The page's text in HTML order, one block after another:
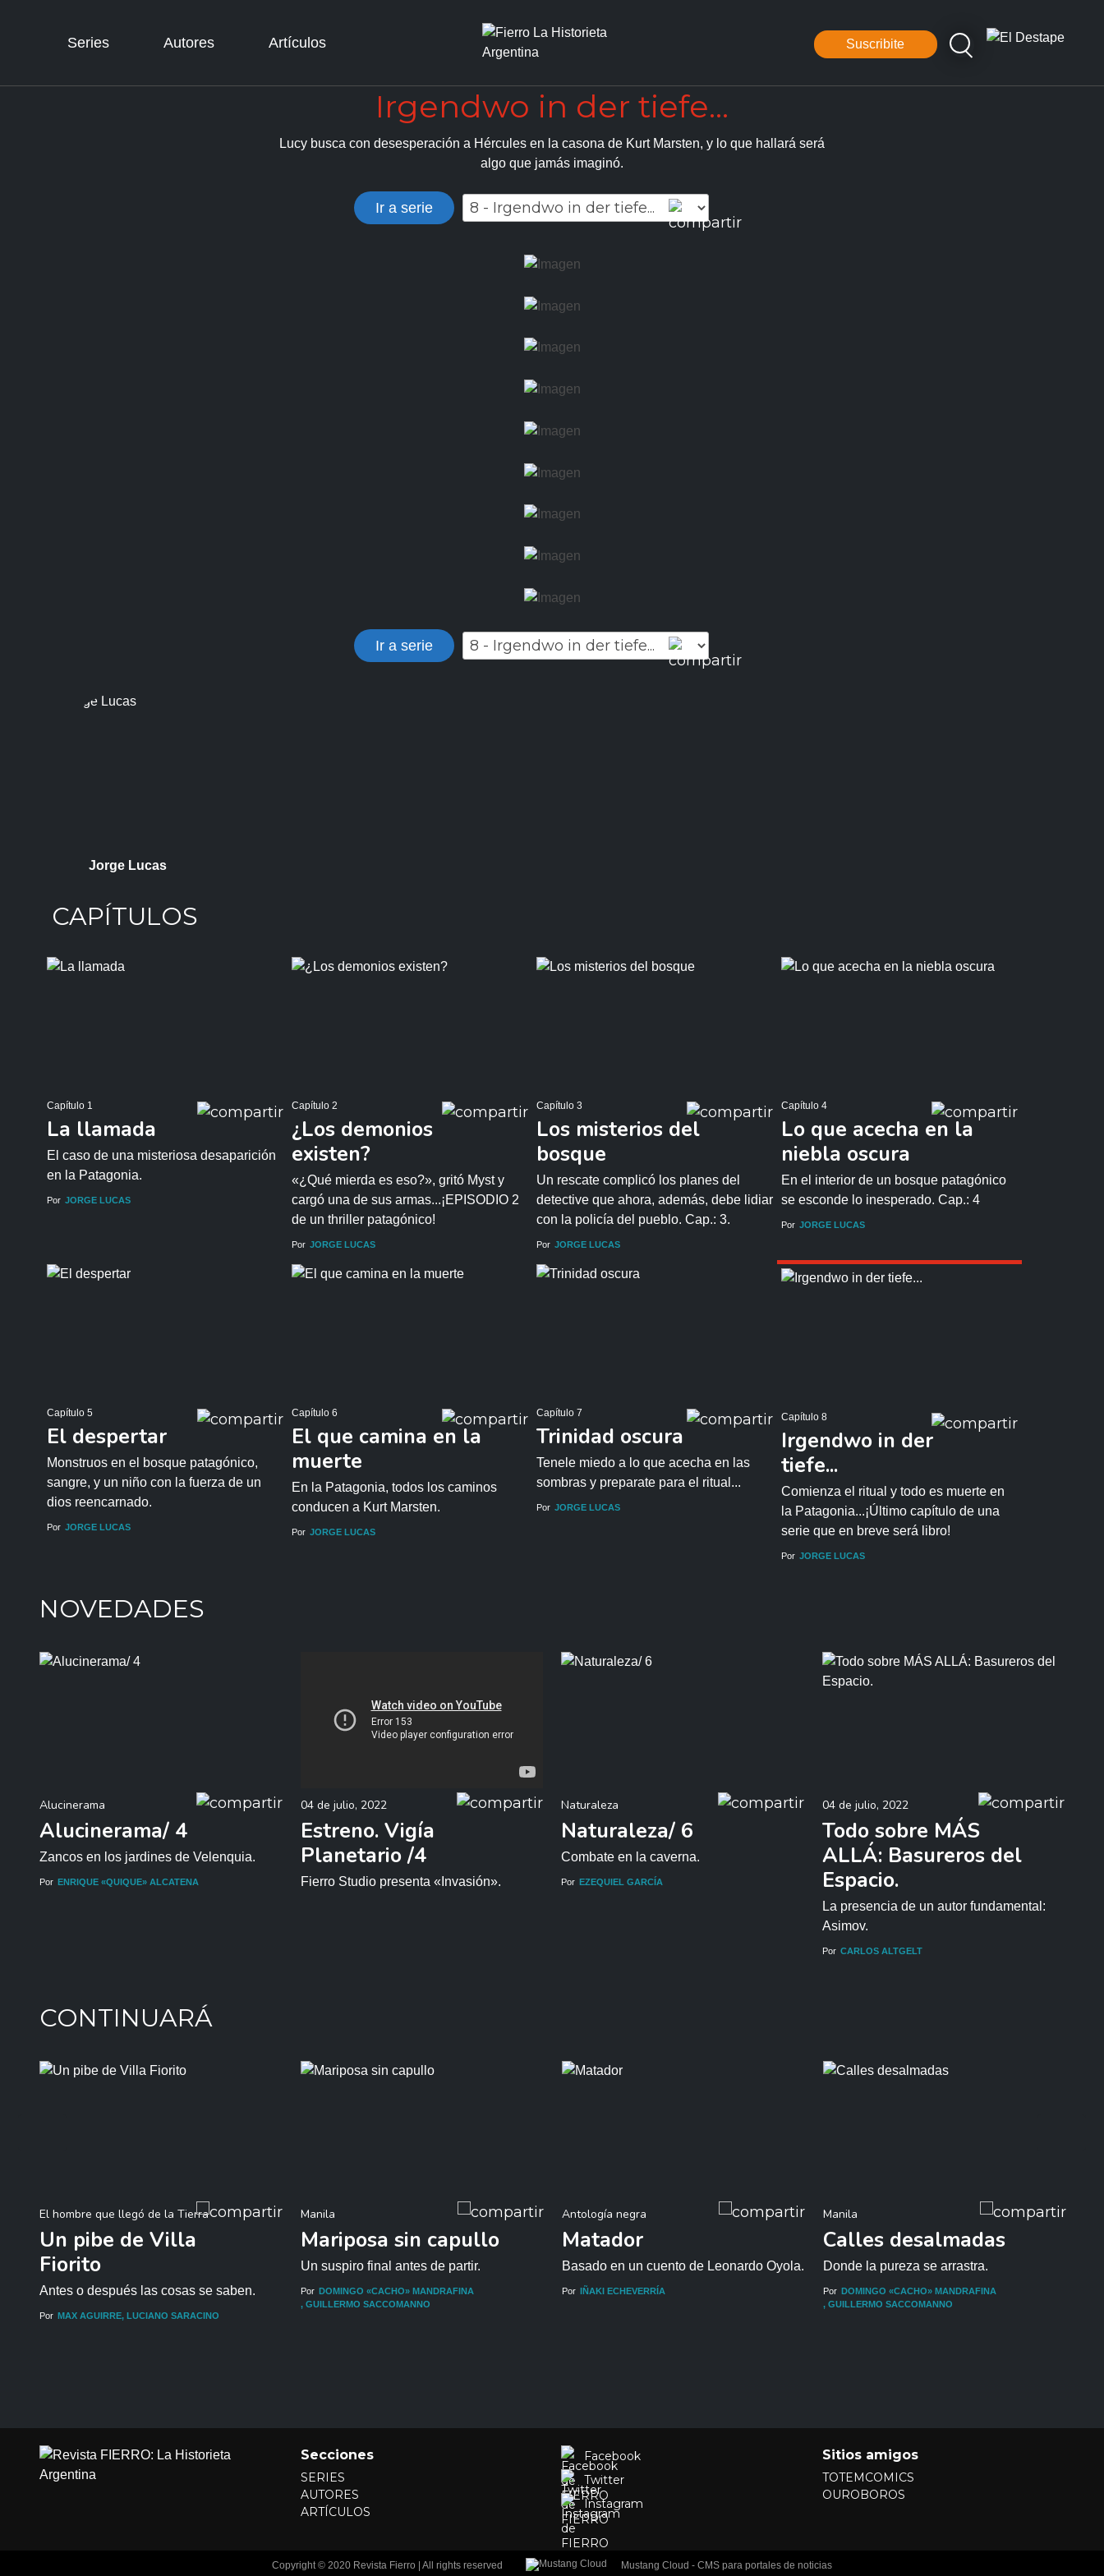
Series Autores Artículos Suscribite
Irgendwo in der tiefe...
Lucy busca con desesperación a Hércules en la casona de Kurt Marsten, y lo que hallará será
algo que jamás imaginó.
Ir a serie
Ir a serie
Jorge Lucas
CAPÍTULOS
Capítulo 1
La llamada
El caso de una misteriosa desaparición
en la Patagonia.
Por JORGE LUCAS
Capítulo 2
¿Los demonios
existen?
«¿Qué mierda es eso?», gritó Myst y
cargó una de sus armas...¡EPISODIO 2
de un thriller patagónico!
Por JORGE LUCAS
Capítulo 3
Los misterios del
bosque
Un rescate complicó los planes del
detective que ahora, además, debe lidiar
con la policía del pueblo. Cap.: 3.
Por JORGE LUCAS
Capítulo 4
Lo que acecha en la
niebla oscura
En el interior de un bosque patagónico
se esconde lo inesperado. Cap.: 4
Por JORGE LUCAS
Capítulo 5
El despertar
Monstruos en el bosque patagónico,
sangre, y un niño con la fuerza de un
dios reencarnado.
Por JORGE LUCAS
Capítulo 6
El que camina en la
muerte
En la Patagonia, todos los caminos
conducen a Kurt Marsten.
Por JORGE LUCAS
Capítulo 7
Trinidad oscura
Tenele miedo a lo que acecha en las
sombras y preparate para el ritual...
Por JORGE LUCAS
Capítulo 8
Irgendwo in der
tiefe...
Comienza el ritual y todo es muerte en
la Patagonia...¡Último capítulo de una
serie que en breve será libro!
Por JORGE LUCAS
NOVEDADES
Alucinerama
Alucinerama/ 4
Zancos en los jardines de Velenquia.
Por ENRIQUE «QUIQUE» ALCATENA
04 de julio, 2022
Estreno. Vigía
Planetario /4
Fierro Studio presenta «Invasión».
Naturaleza
Naturaleza/ 6
Combate en la caverna.
Por EZEQUIEL GARCÍA
04 de julio, 2022
Todo sobre MÁS
ALLÁ: Basureros del
Espacio.
La presencia de un autor fundamental:
Asimov.
Por CARLOS ALTGELT
CONTINUARÁ
El hombre que llegó de la Tierra
Un pibe de Villa
Fiorito
Antes o después las cosas se saben.
Por MAX AGUIRRE LUCIANO SARACINO
Manila
Mariposa sin capullo
Un suspiro final antes de partir.
Por DOMINGO «CACHO» MANDRAFINA
GUILLERMO SACCOMANNO
Antología negra
Matador
Basado en un cuento de Leonardo Oyola.
Por IÑAKI ECHEVERRÍA
Manila
Calles desalmadas
Donde la pureza se arrastra.
Por DOMINGO «CACHO» MANDRAFINA
GUILLERMO SACCOMANNO
Secciones
SERIES
AUTORES
ARTÍCULOS
Facebook
Twitter
Instagram
Sitios amigos
TOTEMCOMICS
OUROBOROS
Copyright © 2020 Revista Fierro | All rights reserved Mustang Cloud - CMS para portales de noticias